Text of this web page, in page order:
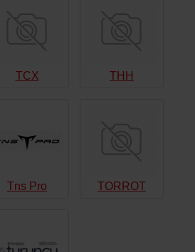
TCX THH
Tns Pro TORROT